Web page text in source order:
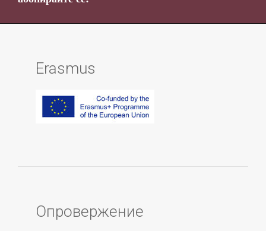
Erasmus
Опровержение